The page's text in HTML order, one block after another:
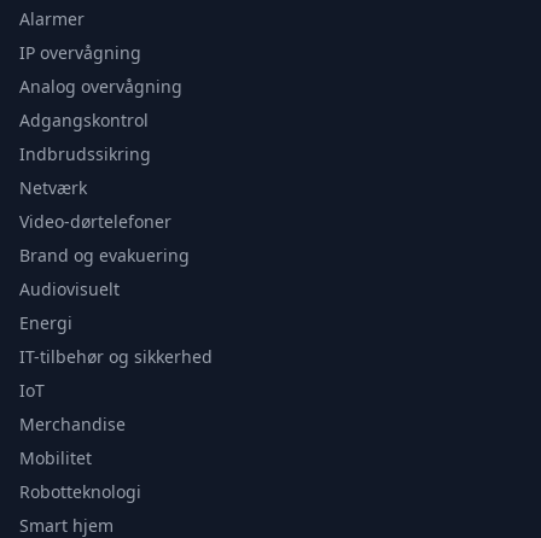
Alarmer
IP overvågning
Analog overvågning
Adgangskontrol
Indbrudssikring
Netværk
Video-dørtelefoner
Brand og evakuering
Audiovisuelt
Energi
IT-tilbehør og sikkerhed
IoT
Merchandise
Mobilitet
Robotteknologi
Smart hjem